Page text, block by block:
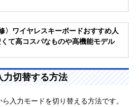
〉ワイヤレスキーボードおすすめ人
て高コスパなものや高機能モデル
力切替する方法
ら入力モードを切り替える方法です。